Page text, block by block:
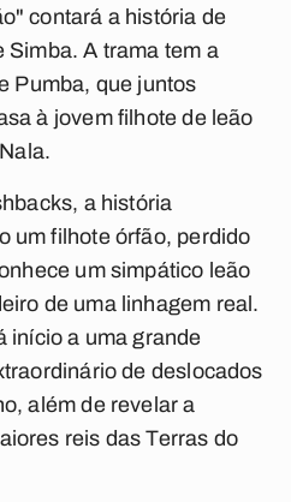
contará a história de
Simba. A trama tem a
Pumba, que juntos
à jovem filhote de leão
a história
um filhote órfão, perdido
um simpático leão
de uma linhagem real.
início a uma grande
de deslocados
além de revelar a
reis das Terras do